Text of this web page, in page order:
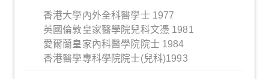
香港大學內外全科醫學士 1977
英國倫敦皇家醫學院兒科文憑 1981
愛爾蘭皇家內科醫學院院士 1984
香港醫學專科學院院士(兒科)1993